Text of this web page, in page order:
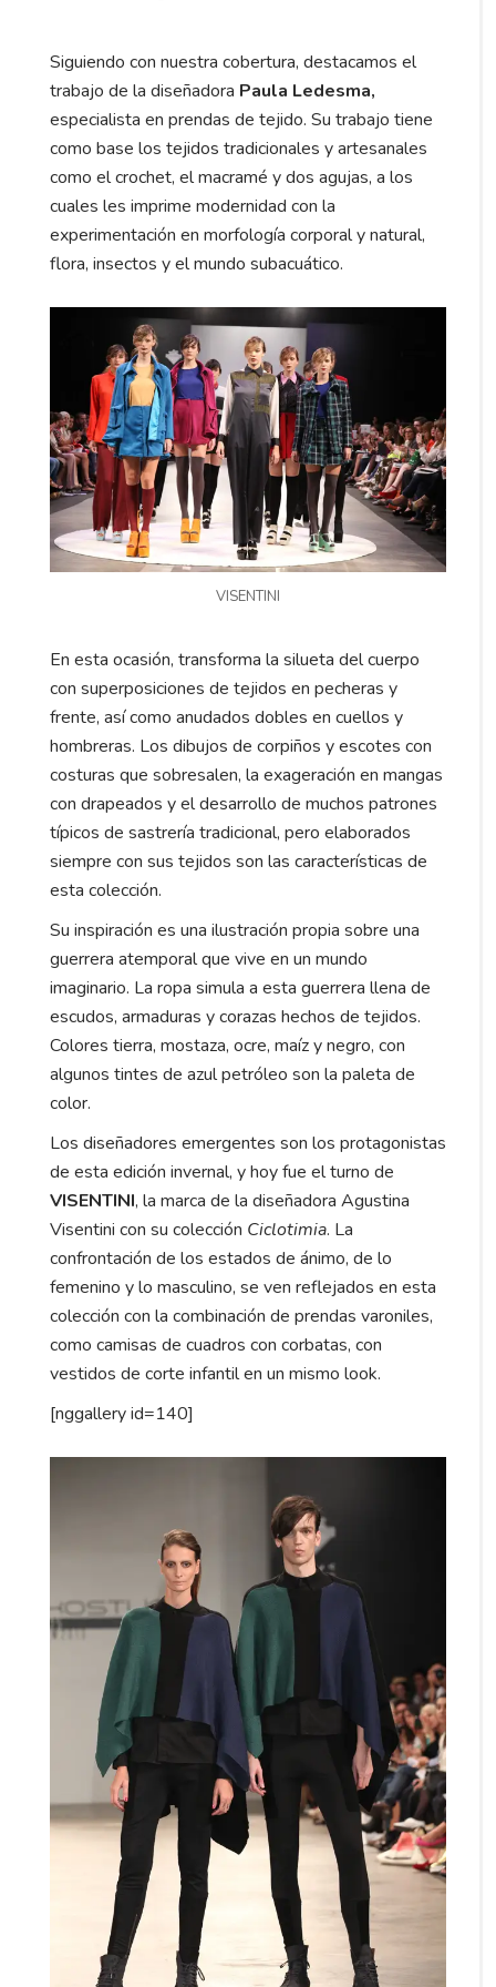
Siguiendo con nuestra cobertura, destacamos el
trabajo de la diseñadora Paula Ledesma,
especialista en prendas de tejido. Su trabajo tiene
como base los tejidos tradicionales y artesanales
como el crochet, el macramé y dos agujas, a los
cuales les imprime modernidad con la
experimentación en morfología corporal y natural,
flora, insectos y el mundo subacuático.
VISENTINI
En esta ocasión, transforma la silueta del cuerpo
con superposiciones de tejidos en pecheras y
frente, así como anudados dobles en cuellos y
hombreras. Los dibujos de corpiños y escotes con
costuras que sobresalen, la exageración en mangas
con drapeados y el desarrollo de muchos patrones
típicos de sastrería tradicional, pero elaborados
siempre con sus tejidos son las características de
esta colección.
Su inspiración es una ilustración propia sobre una
guerrera atemporal que vive en un mundo
imaginario. La ropa simula a esta guerrera llena de
escudos, armaduras y corazas hechos de tejidos.
Colores tierra, mostaza, ocre, maíz y negro, con
algunos tintes de azul petróleo son la paleta de
color.
Los diseñadores emergentes son los protagonistas
de esta edición invernal, y hoy fue el turno de
VISENTINI, la marca de la diseñadora Agustina
Visentini con su colección Ciclotimia. La
confrontación de los estados de ánimo, de lo
femenino y lo masculino, se ven reflejados en esta
colección con la combinación de prendas varoniles,
como camisas de cuadros con corbatas, con
vestidos de corte infantil en un mismo look.
[nggallery id=140]